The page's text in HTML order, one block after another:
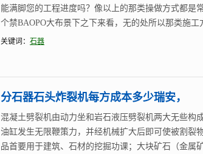
能满脚您的工程进度吗？像以上的那类操做方式都是
个禁BAOPO大布景下之下来看，无的处所以那类施工
关键词： 石器
分石器石头炸裂机每方成本多少瑞安，
混凝土劈裂机由动力坐和岩石液压劈裂机两大无些构
油缸发生无限鞭策力，并经机械扩大后即可使被割裂
品首要用于建筑、石材的挖掘功课；大块矿石（金属